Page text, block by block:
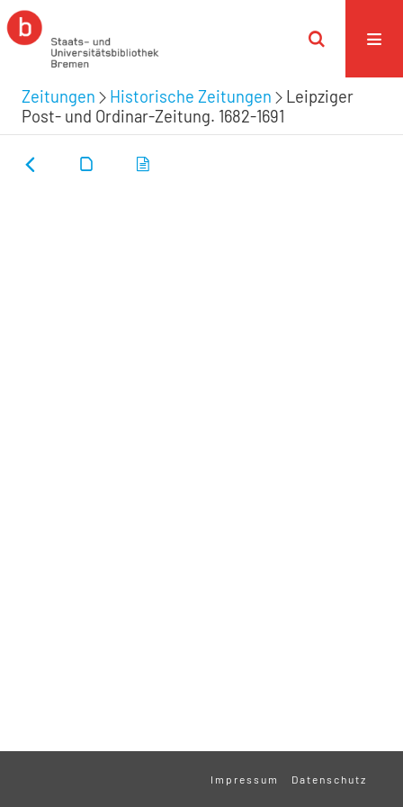
Zeitungen Historische Zeitungen
Leipziger
Post- und Ordinar-Zeitung. 1682-1691
Impressum Datenschutz